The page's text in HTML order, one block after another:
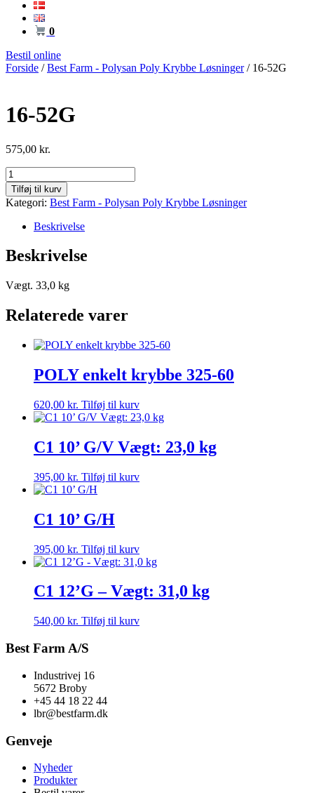
0
Bestil online
Forside /Best Farm - Polysan Poly Krybbe Løsninger/ 16-52G
16-52G
575,00 kr.
16-
52G
antal
Tilføj til kurv
Kategori: Best Farm - Polysan Poly Krybbe Løsninger
Beskrivelse
Beskrivelse
Vægt. 33,0 kg
Relaterede varer
POLY enkelt krybbe 325-60
620,00 kr. Tilføj til kurv
C1 10’ G/V Vægt: 23,0 kg
395,00 kr. Tilføj til kurv
C1 10’ G/H
395,00 kr. Tilføj til kurv
C1 12’G – Vægt: 31,0 kg
540,00 kr. Tilføj til kurv
Best Farm A/S
Industrivej 16
5672 Broby
+45 44 18 22 44
lbr@bestfarm.dk
Genveje
Nyheder
Produkter